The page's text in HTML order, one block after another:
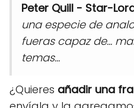
Peter Quill - Star-
una especie de
fueras capaz de...
temas...
¿Quieres añadir una